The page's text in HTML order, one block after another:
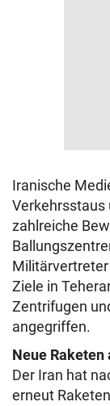
Iranische
Verkehrsstaus
zahlreiche
Ziele in
Zentrifugen
angegriffen.
Neue Raketen
Der Iran hat
erneut